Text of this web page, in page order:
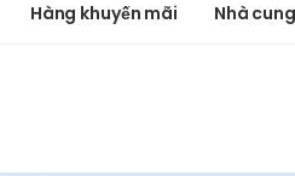
Hàng khuyến mãi Nhà